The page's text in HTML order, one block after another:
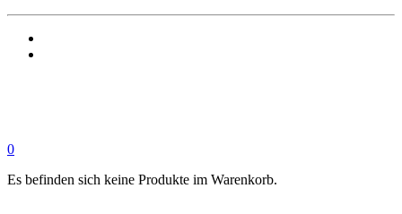
0
Es befinden sich keine Produkte im Warenkorb.